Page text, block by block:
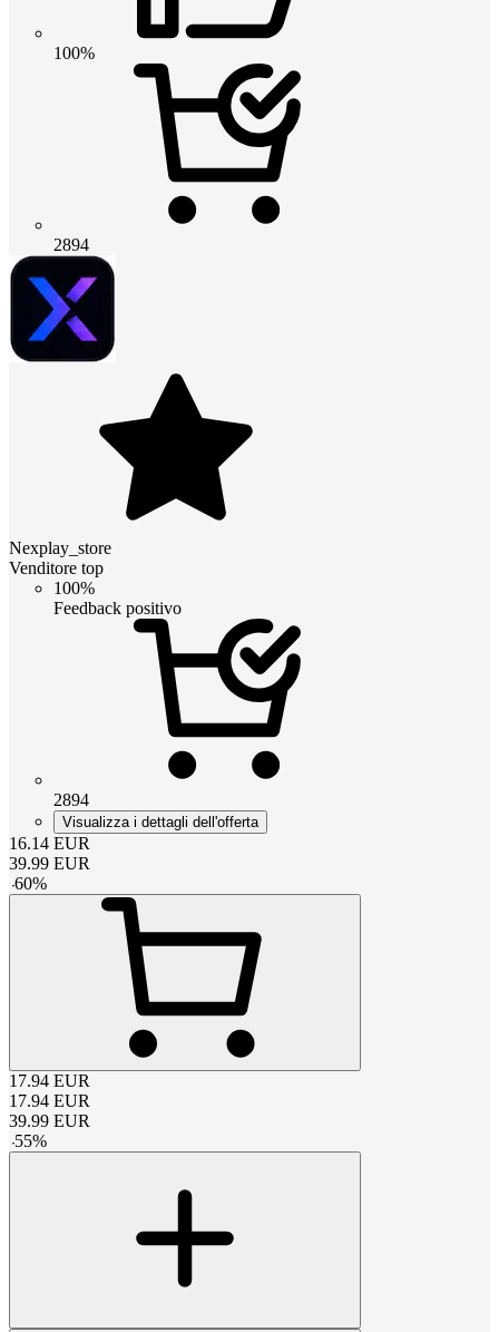
100%
2894
Nexplay_store
Venditore top
100%
Feedback positivo
2894
Visualizza i dettagli dell'offerta
16.14 EUR
39.99 EUR
-60%
17.94 EUR
17.94 EUR
39.99 EUR
-55%